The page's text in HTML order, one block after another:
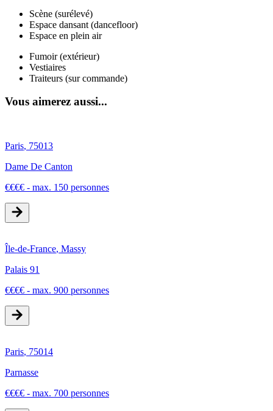
Scène (surélevé)
Espace dansant (dancefloor)
Espace en plein air
Fumoir (extérieur)
Vestiaires
Traiteurs (sur commande)
Vous aimerez aussi...
Paris, 75013
Dame De Canton
€€€€ - max. 150 personnes
Île-de-France, Massy
Palais 91
€€€€ - max. 900 personnes
Paris, 75014
Parnasse
€€€€ - max. 700 personnes